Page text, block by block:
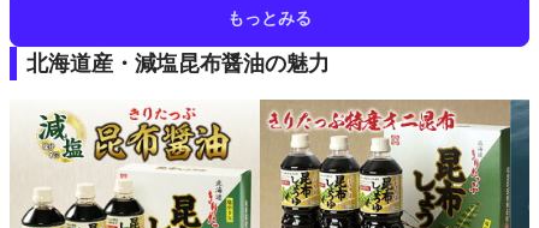
もっとみる
北海道産・減塩昆布醤油の魅力